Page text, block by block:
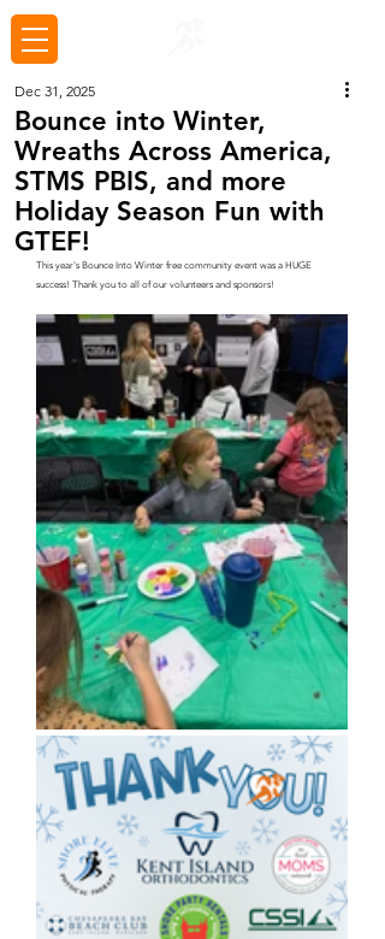
Bounce into Winter,
Wreaths Across America,
STMS PBIS, and more
Holiday Season Fun with
GTEF!
Dec 31, 2025
This year's Bounce Into Winter free community event was a HUGE
success! Thank you to all of our volunteers and sponsors!